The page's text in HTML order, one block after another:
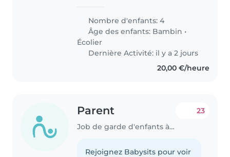
Nombre d'enfants: 4
Âge des enfants: Bambin •
Écolier
Dernière Activité: il y a 2 jours
20,00 €/heure
Parent
Job de garde d'enfants à Strassen
23
Rejoignez Babysits pour voir